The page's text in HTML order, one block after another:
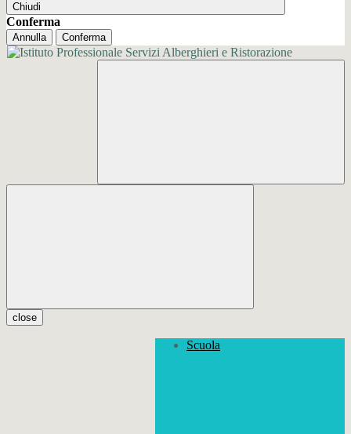
Chiudi
Conferma
Annulla Conferma
close
Scuola